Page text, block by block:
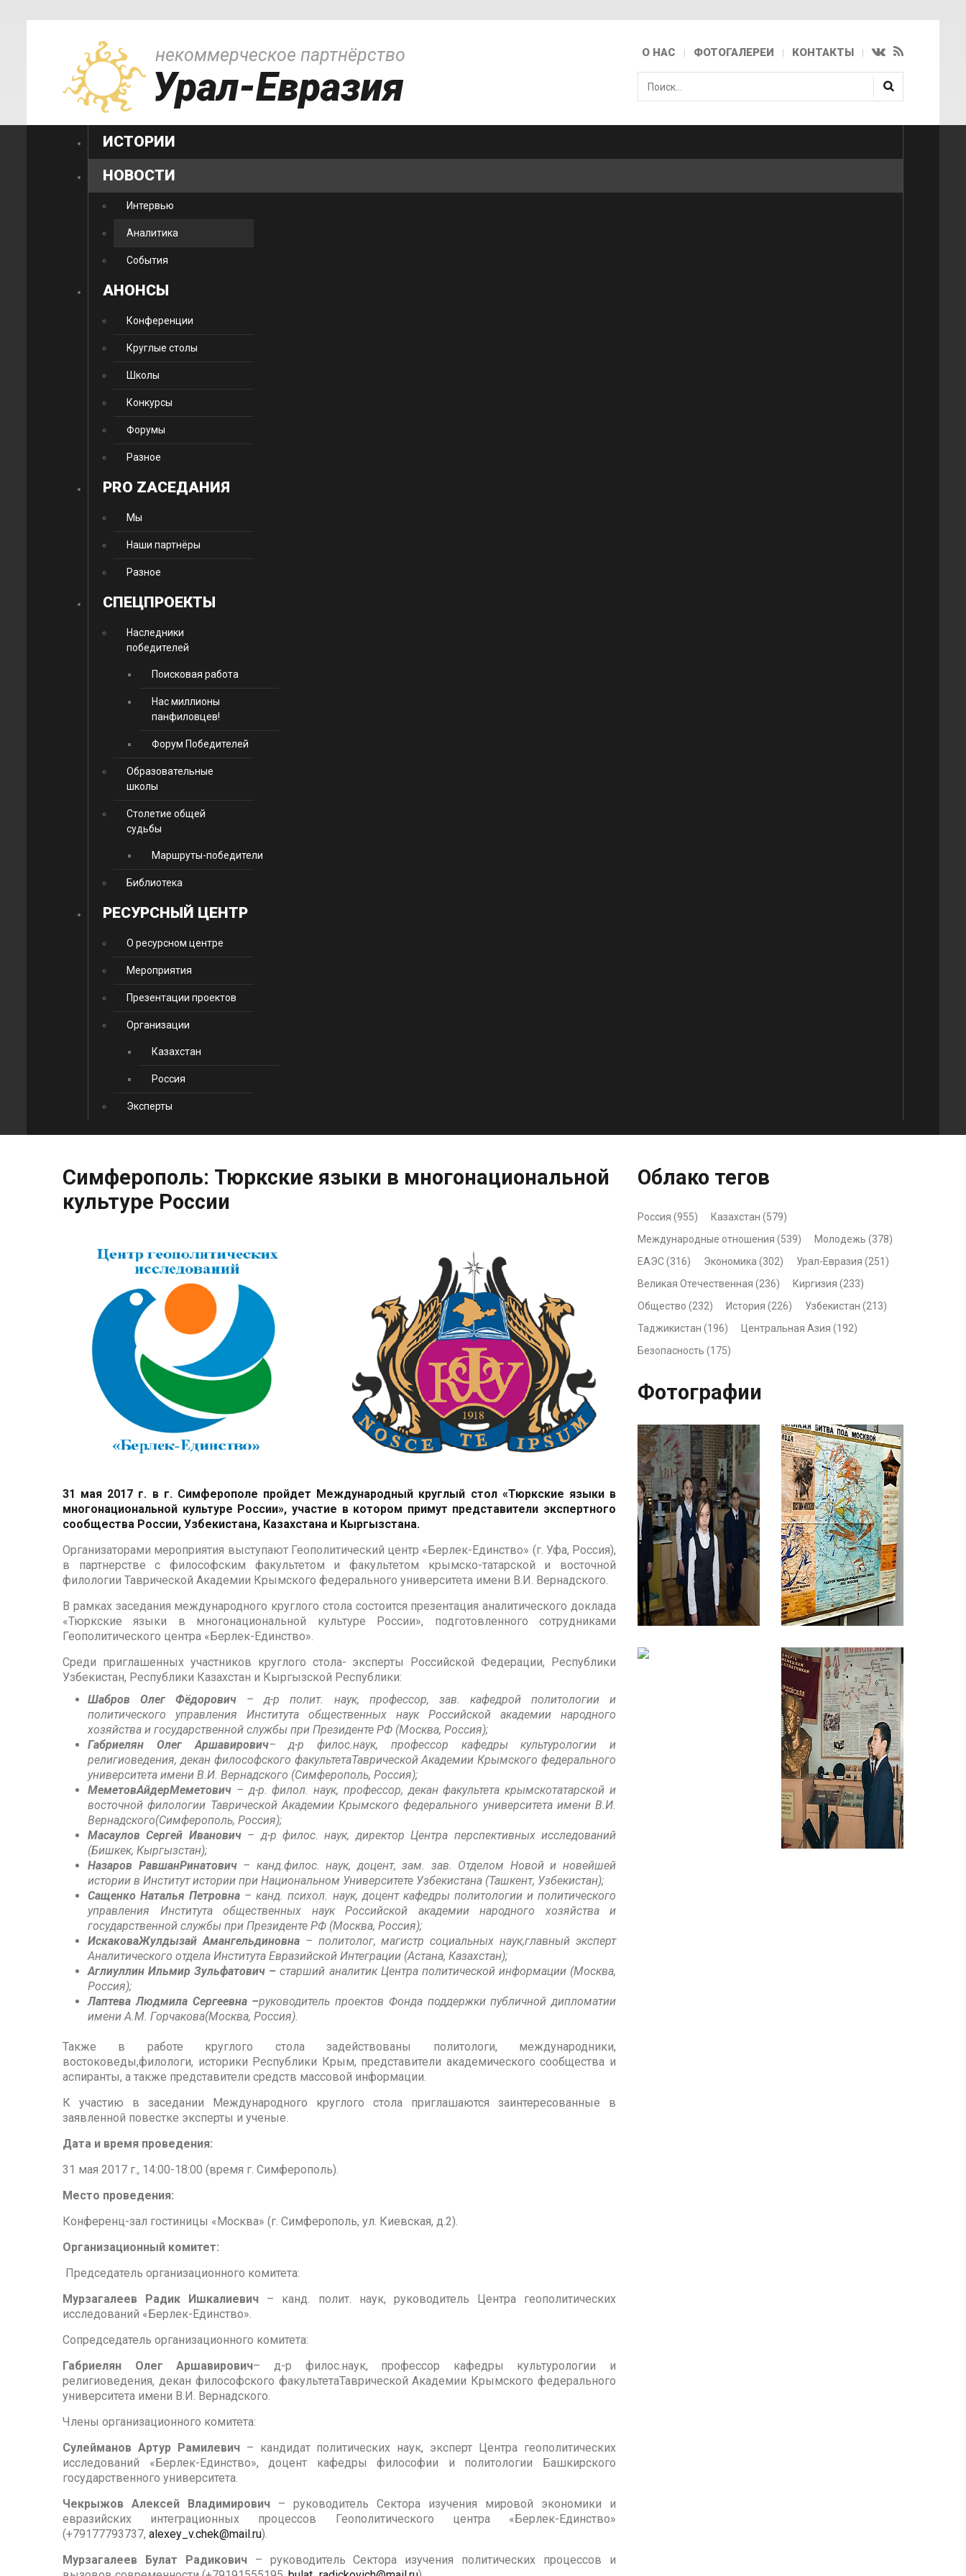
некоммерческое партнёрство
Урал-Евразия
О НАС ФОТОГАЛЕРЕИ КОНТАКТЫ
Искать...
ИСТОРИИ
НОВОСТИ
Интервью
Аналитика
События
АНОНСЫ
Конференции
Круглые столы
Школы
Конкурсы
Форумы
Разное
PRO ZАСЕДАНИЯ
Мы
Наши партнёры
Разное
CПЕЦПРОЕКТЫ
Наследники
победителей
Поисковая работа
Нас миллионы
панфиловцев!
Форум Победителей
Образовательные
школы
Столетие общей
судьбы
Маршруты-победители
Библиотека
РЕСУРСНЫЙ ЦЕНТР
О ресурсном центре
Мероприятия
Презентации проектов
Организации
Казахстан
Россия
Эксперты
Симферополь: Тюркские языки в многонациональной
культуре России
31 мая 2017 г. в г. Симферополе пройдет Международный круглый стол «Тюркские языки в
многонациональной культуре России», участие в котором примут представители экспертного
сообщества России, Узбекистана, Казахстана и Кыргызстана.
Организаторами мероприятия выступают Геополитический центр «Берлек-Единство» (г. Уфа, Россия),
в партнерстве с философским факультетом и факультетом крымско-татарской и восточной
филологии Таврической Академии Крымского федерального университета имени В.И. Вернадского.
В рамках заседания международного круглого стола состоится презентация аналитического доклада
«Тюркские языки в многонациональной культуре России», подготовленного сотрудниками
Геополитического центра «Берлек-Единство».
Среди приглашенных участников круглого стола- эксперты Российской Федерации, Республики
Узбекистан, Республики Казахстан и Кыргызской Республики:
Шабров Олег Фёдорович – д-р полит. наук, профессор, зав. кафедрой политологии и
политического управления Института общественных наук Российской академии народного
хозяйства и государственной службы при Президенте РФ (Москва, Россия);
Габриелян Олег Аршавирович– д-р филос.наук, профессор кафедры культурологии и
религиоведения, декан философского факультетаТаврической Академии Крымского федерального
университета имени В.И. Вернадского (Симферополь, Россия);
МеметовАйдерМеметович – д-р. филол. наук, профессор, декан факультета крымскотатарской и
восточной филологии Таврической Академии Крымского федерального университета имени В.И.
Вернадского(Симферополь, Россия);
Масаулов Сергей Иванович – д-р филос. наук, директор Центра перспективных исследований
(Бишкек, Кыргызстан);
Назаров РавшанРинатович– канд.филос. наук, доцент, зам. зав. Отделом Новой и новейшей
истории в Институт истории при Национальном Университете Узбекистана (Ташкент, Узбекистан);
Сащенко Наталья Петровна – канд. психол. наук, доцент кафедры политологии и политического
управления Института общественных наук Российской академии народного хозяйства и
государственной службы при Президенте РФ (Москва, Россия);
ИскаковаЖулдызай Амангельдиновна– политолог, магистр социальных наук,главный эксперт
Аналитического отдела Института Евразийской Интеграции (Астана, Казахстан);
Аглиуллин Ильмир Зульфатович –старший аналитик Центра политической информации (Москва,
Россия);
Лаптева Людмила Сергеевна –руководитель проектов Фонда поддержки публичной дипломатии
имени А.М. Горчакова(Москва, Россия).
Также в работе круглого стола задействованы политологи, международники,
востоковеды,филологи, историки Республики Крым, представители академического сообщества и
аспиранты, а также представители средств массовой информации.
К участию в заседании Международного круглого стола приглашаются заинтересованные в
заявленной повестке эксперты и ученые.
Дата и время проведения:
31 мая 2017 г., 14:00-18:00 (время г. Симферополь).
Место проведения:
Конференц-зал гостиницы «Москва» (г. Симферополь, ул. Киевская, д.2).
Организационный комитет:
Председатель организационного комитета:
Мурзагалеев Радик Ишкалиевич – канд. полит. наук, руководитель Центра геополитических
исследований «Берлек-Единство».
Сопредседатель организационного комитета:
Габриелян Олег Аршавирович– д-р филос.наук, профессор кафедры культурологии и
религиоведения, декан философского факультетаТаврической Академии Крымского федерального
университета имени В.И. Вернадского.
Члены организационного комитета:
Сулейманов Артур Рамилевич– кандидат политических наук, эксперт Центра геополитических
исследований «Берлек-Единство», доцент кафедры философии и политологии Башкирского
государственного университета.
Чекрыжов Алексей Владимирович – руководитель Сектора изучения мировой экономики и
евразийских интеграционных процессов Геополитического центра «Берлек-Единство»
(+79177793737, alexey_v.chek@mail.ru).
Мурзагалеев Булат Радикович– руководитель Сектора изучения политических процессов и
Облако тегов
Россия (955)
Казахстан (579)
Международные отношения (539)
Молодежь (378)
ЕАЭС (316)
Экономика (302)
Урал-Евразия (251)
Великая Отечественная (236)
Киргизия (233)
Общество (232)
История (226)
Узбекистан (213)
Таджикистан (196)
Центральная Азия (192)
Безопасность (175)
Фотографии